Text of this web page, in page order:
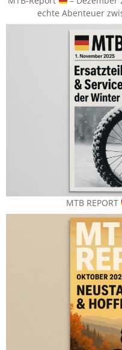
echte Abenteuer
MTB REPORT